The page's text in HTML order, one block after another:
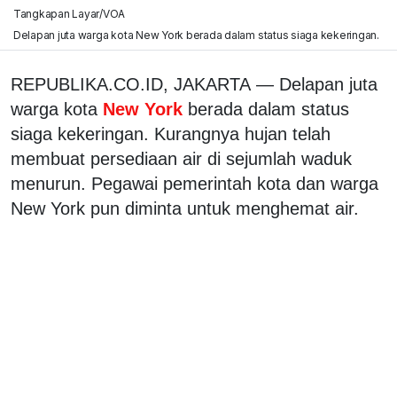
Tangkapan Layar/VOA
Delapan juta warga kota New York berada dalam status siaga kekeringan.
REPUBLIKA.CO.ID, JAKARTA — Delapan juta
warga kota New York berada dalam status
siaga kekeringan. Kurangnya hujan telah
membuat persediaan air di sejumlah waduk
menurun. Pegawai pemerintah kota dan warga
New York pun diminta untuk menghemat air.